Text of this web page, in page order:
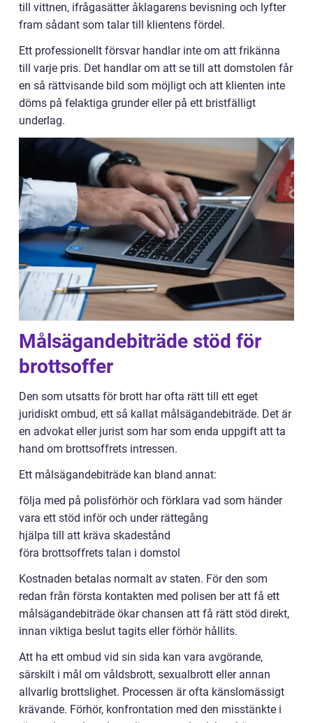
till vittnen, ifrågasätter åklagarens bevisning och lyfter
fram sådant som talar till klientens fördel.
Ett professionellt försvar handlar inte om att frikänna
till varje pris. Det handlar om att se till att domstolen får
en så rättvisande bild som möjligt och att klienten inte
döms på felaktiga grunder eller på ett bristfälligt
underlag.
Målsägandebiträde stöd för
brottsoffer
Den som utsatts för brott har ofta rätt till ett eget
juridiskt ombud, ett så kallat målsägandebiträde. Det är
en advokat eller jurist som har som enda uppgift att ta
hand om brottsoffrets intressen.
Ett målsägandebiträde kan bland annat:
följa med på polisförhör och förklara vad som händer
vara ett stöd inför och under rättegång
hjälpa till att kräva skadestånd
föra brottsoffrets talan i domstol
Kostnaden betalas normalt av staten. För den som
redan från första kontakten med polisen ber att få ett
målsägandebiträde ökar chansen att få rätt stöd direkt,
innan viktiga beslut tagits eller förhör hållits.
Att ha ett ombud vid sin sida kan vara avgörande,
särskilt i mål om våldsbrott, sexualbrott eller annan
allvarlig brottslighet. Processen är ofta känslomässigt
krävande. Förhör, konfrontation med den misstänkte i